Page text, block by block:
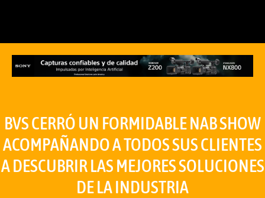
BVS CERRÓ UN FORMIDABLE NAB SHOW
ACOMPAÑANDO A TODOS SUS CLIENTES
A DESCUBRIR LAS MEJORES SOLUCIONES
DE LA INDUSTRIA